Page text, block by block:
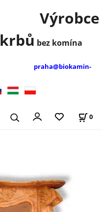
Výrobce
krbů bez komína
praha@biokamin-
0